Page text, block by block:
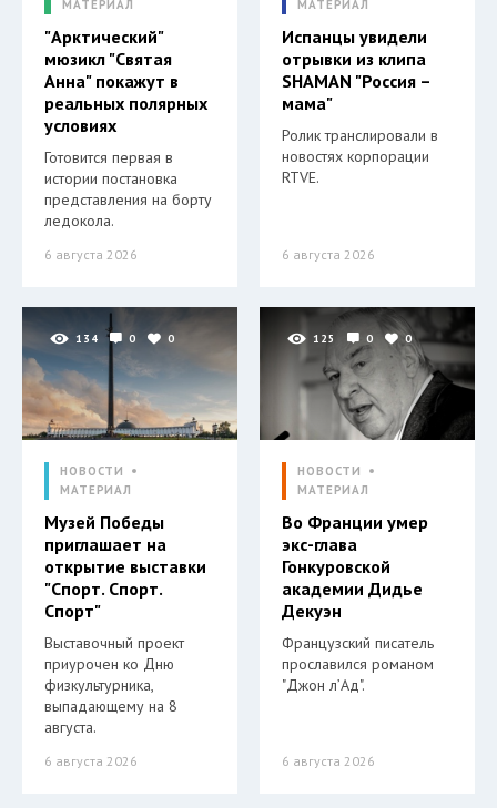
МАТЕРИАЛ
"Арктический"
мюзикл "Святая
Анна" покажут в
реальных полярных
условиях
Готовится первая в
истории постановка
представления на борту
ледокола.
6 августа 2026
МАТЕРИАЛ
Испанцы увидели
отрывки из клипа
SHAMAN "Россия –
мама"
Ролик транслировали в
новостях корпорации
RTVE.
6 августа 2026
134 0 0
НОВОСТИ
МАТЕРИАЛ
Музей Победы
приглашает на
открытие выставки
"Спорт. Спорт.
Спорт"
Выставочный проект
приурочен ко Дню
физкультурника,
выпадающему на 8
августа.
6 августа 2026
125 0 0
НОВОСТИ
МАТЕРИАЛ
Во Франции умер
экс-глава
Гонкуровской
академии Дидье
Декуэн
Французский писатель
прославился романом
"Джон л’Ад".
6 августа 2026